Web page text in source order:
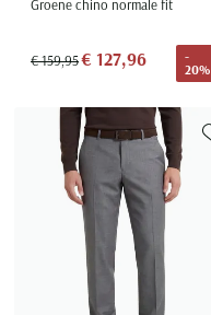
Groene chino normale fit
€ 159,95€ 127,96
-
20%